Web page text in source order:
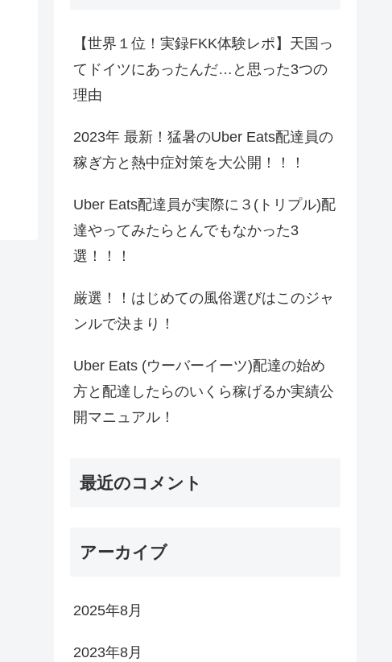
【世界１位！実録FKK体験レポ】天国っ
てドイツにあったんだ…と思った3つの
理由
2023年 最新！猛暑のUber Eats配達員の
稼ぎ方と熱中症対策を大公開！！！
Uber Eats配達員が実際に３(トリプル)配
達やってみたらとんでもなかった3
選！！！
厳選！！はじめての風俗選びはこのジャ
ンルで決まり！
Uber Eats (ウーバーイーツ)配達の始め
方と配達したらのいくら稼げるか実績公
開マニュアル！
最近のコメント
アーカイブ
2025年8月
2023年8月